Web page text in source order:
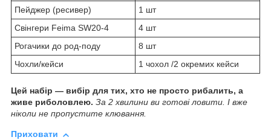
Пейджер (ресивер)
1 шт
Свінгери Feima SW20-4
4 шт
Рогачики до род-поду
8 шт
Чохли/кейси
1 чохол /2 окремих кейси
Цей набір — вибір для тих, хто не просто рибалить, а
живе риболовлею. За 2 хвилини ви готові ловити. І вже
ніколи не пропустите клювання.
Приховати